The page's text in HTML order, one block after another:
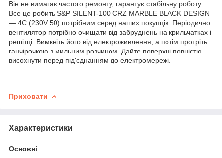
Він не вимагає частого ремонту, гарантує стабільну роботу.
Все це робить S&P SILENT-100 CRZ MARBLE BLACK DESIGN
— 4C (230V 50) потрібним серед наших покупців. Періодично
вентилятор потрібно очищати від забруднень на крильчатках і
решітці. Вимкніть його від електроживлення, а потім протріть
ганчірочкою з мильним розчином. Дайте поверхні повністю
висохнути перед під'єднанням до електромережі.
Приховати
Характеристики
Основні